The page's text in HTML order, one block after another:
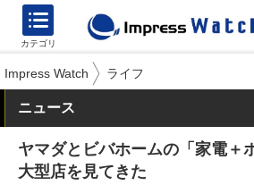
カテゴリ
Impress Watch ライフ
ニュース
ヤマダとビバホームの「家電＋
大型店を見てきた